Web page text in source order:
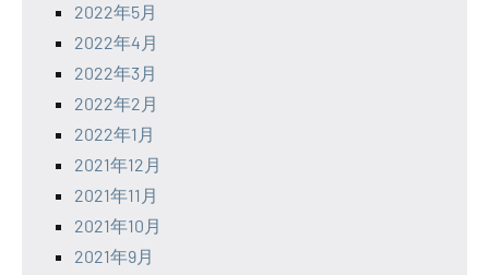
2022年5月
2022年4月
2022年3月
2022年2月
2022年1月
2021年12月
2021年11月
2021年10月
2021年9月